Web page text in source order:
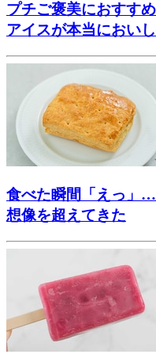
プチご褒美におすす
アイスが本当におい
食べた瞬間「えっ」
想像を超えてきた